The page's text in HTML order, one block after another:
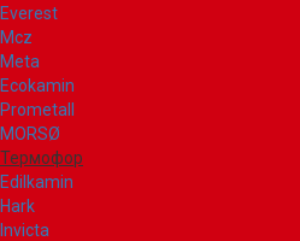
Everest
Mcz
Meta
Ecokamin
Prometall
MORSØ
Термофор
Edilkamin
Hark
Invicta